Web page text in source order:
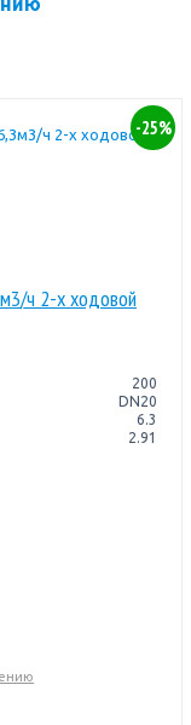
-25%
ч 2-х ходовой
200
DN20
6.3
2.91